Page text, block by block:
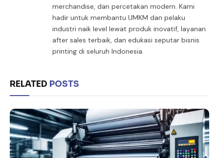
merchandise, dan percetakan modern. Kami
hadir untuk membantu UMKM dan pelaku
industri naik level lewat produk inovatif, layanan
after sales terbaik, dan edukasi seputar bisnis
printing di seluruh Indonesia.
RELATED POSTS